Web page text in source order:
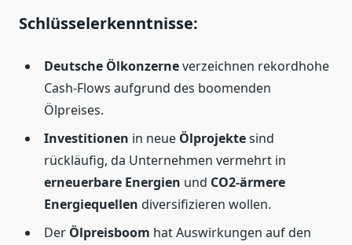
Schlüsselerkenntnisse:
Deutsche Ölkonzerneverzeichnen rekordhohe
Cash-Flows aufgrund des boomenden
Ölpreises.
Investitionen in neue Ölprojektesind
rückläufig, da Unternehmen vermehrt in
erneuerbare Energien und CO2-ärmere
Energiequellen diversifizieren wollen.
Der Ölpreisboom hat Auswirkungen auf den